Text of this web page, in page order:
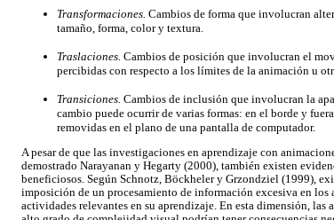
Transformaciones. Cambios de forma que involucran
tamaño, forma, color y textura.
Traslaciones. Cambios de posición que involucran el
percibidas con respecto a los límites de la animación u
Transiciones. Cambios de inclusión que involucran la
cambio puede ocurrir de varias formas: en el borde y
removidas en el plano de una pantalla de computador.
A pesar de que las investigaciones en aprendizaje con
demostrado Narayanan y Hegarty (2000), también existen
beneficiosos. Según Schnotz, Böckheler y Grzondziel (1999),
imposición de un procesamiento de información excesiva en los
actividades relevantes en su aprendizaje. En esta dimensión,